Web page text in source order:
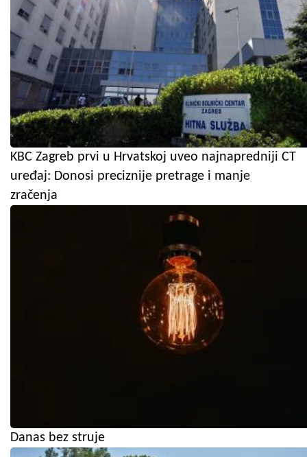
KBC Zagreb prvi u Hrvatskoj uveo najnapredniji CT
uređaj: Donosi preciznije pretrage i manje
zračenja
Danas bez struje